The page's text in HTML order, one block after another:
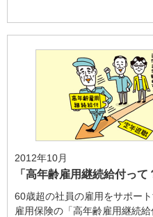
2012年10月
「高年齢雇用継続給付って
60歳超の社員の雇用をサポート
雇用保険の「高年齢雇用継続